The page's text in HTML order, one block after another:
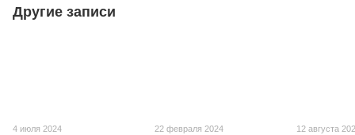
Другие записи
4 июля 2024 22 февраля 2024 12 августа